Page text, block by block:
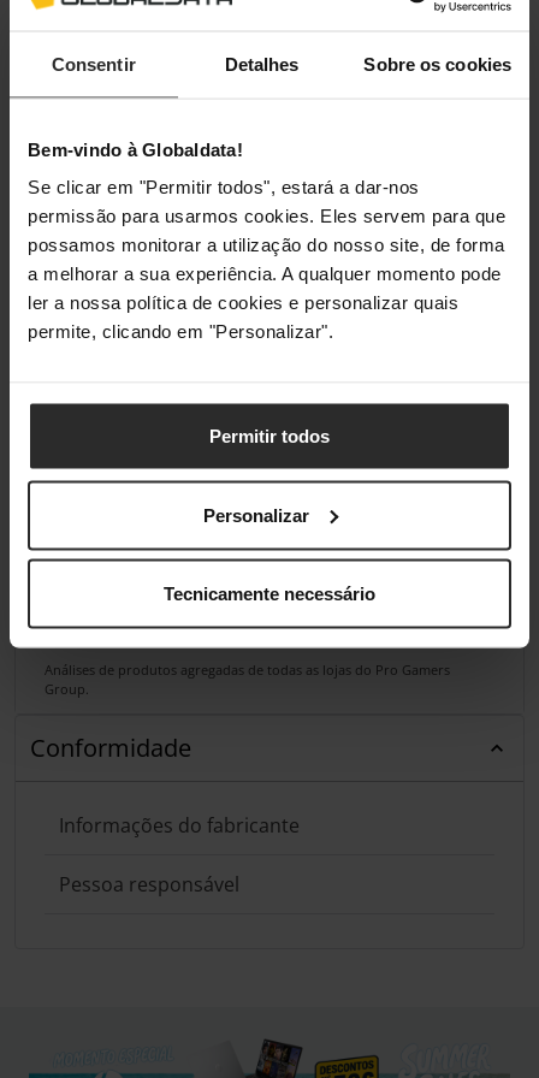
Consentir Detalhes Sobre os cookies
Bem-vindo à Globaldata!
Se clicar em "Permitir todos", estará a dar-nos
permissão para usarmos cookies. Eles servem para que
possamos monitorar a utilização do nosso site, de forma
a melhorar a sua experiência. A qualquer momento pode
ler a nossa política de cookies e personalizar quais
permite, clicando em "Personalizar".
Permitir todos
Personalizar
Tecnicamente necessário
Análises de produtos agregadas de todas as lojas do Pro Gamers
Group.
Conformidade
Informações do fabricante
Pessoa responsável